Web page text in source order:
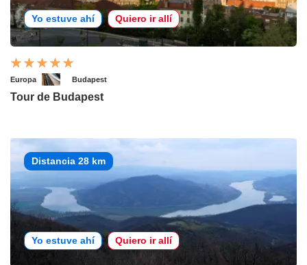
Yo estuve ahí Quiero ir allí
Europa Budapest
Tour de Budapest
Distancia 28 km
Yo estuve ahí Quiero ir allí